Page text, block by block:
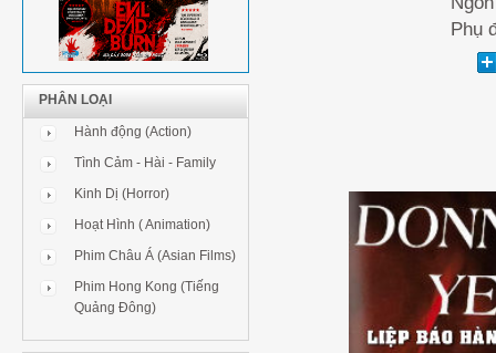
PHÂN LOẠI
Hành động (Action)
Tình Cảm - Hài - Family
Kinh Dị (Horror)
Hoạt Hình ( Animation)
Phim Châu Á (Asian Films)
Phim Hong Kong (Tiếng
Quảng Đông)
Phụ